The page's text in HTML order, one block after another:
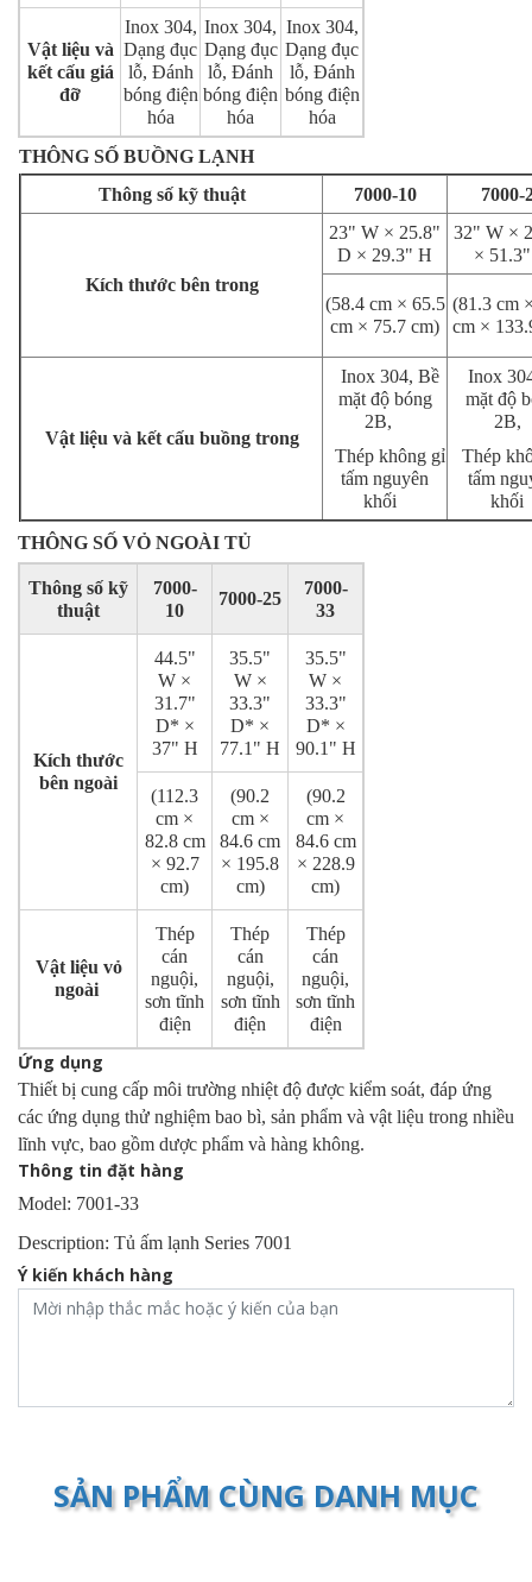
Vật liệu và
kết cấu giá
đỡ
Inox 304,
Dạng đục
lỗ, Đánh
bóng điện
hóa
Inox 304,
Dạng đục
lỗ, Đánh
bóng điện
hóa
Inox 304,
Dạng đục
lỗ, Đánh
bóng điện
hóa
THÔNG SỐ BUỒNG LẠNH
Thông số kỹ thuật
7000-10 7000-
Kích thước bên trong
23" W × 25.8"
D × 29.3" H
32" W ×
×
(58.4 cm × 65.5
cm × 75.7 cm)
(81.3 cm
cm ×
Vật liệu và kết cấu buồng trong
Inox 304, Bề
mặt độ bóng
2B,
Thép không gỉ
tấm nguyên
khối
Inox
mặt độ
2B,
Thép
tấm
khối
THÔNG SỐ VỎ NGOÀI TỦ
Thông số kỹ
thuật
7000-
10
7000-25
7000-
33
Kích thước
bên ngoài
44.5"
W ×
31.7"
D* ×
37" H
35.5"
W ×
33.3"
D* ×
77.1" H
35.5"
W ×
33.3"
D* ×
90.1" H
(112.3
cm ×
82.8 cm
× 92.7
cm)
(90.2
cm ×
84.6 cm
× 195.8
cm)
(90.2
cm ×
84.6 cm
× 228.9
cm)
Vật liệu vỏ
ngoài
Thép
cán
nguội,
sơn tĩnh
điện
Thép
cán
nguội,
sơn tĩnh
điện
Thép
cán
nguội,
sơn tĩnh
điện
Ứng dụng
Thiết bị cung cấp môi trường nhiệt độ được kiểm soát, đáp ứng
các ứng dụng thử nghiệm bao bì, sản phẩm và vật liệu trong nhiều
lĩnh vực, bao gồm dược phẩm và hàng không.
Thông tin đặt hàng
Model: 7001-33
Description: Tủ ấm lạnh Series 7001
Ý kiến khách hàng
SẢN PHẨM CÙNG DANH MỤC